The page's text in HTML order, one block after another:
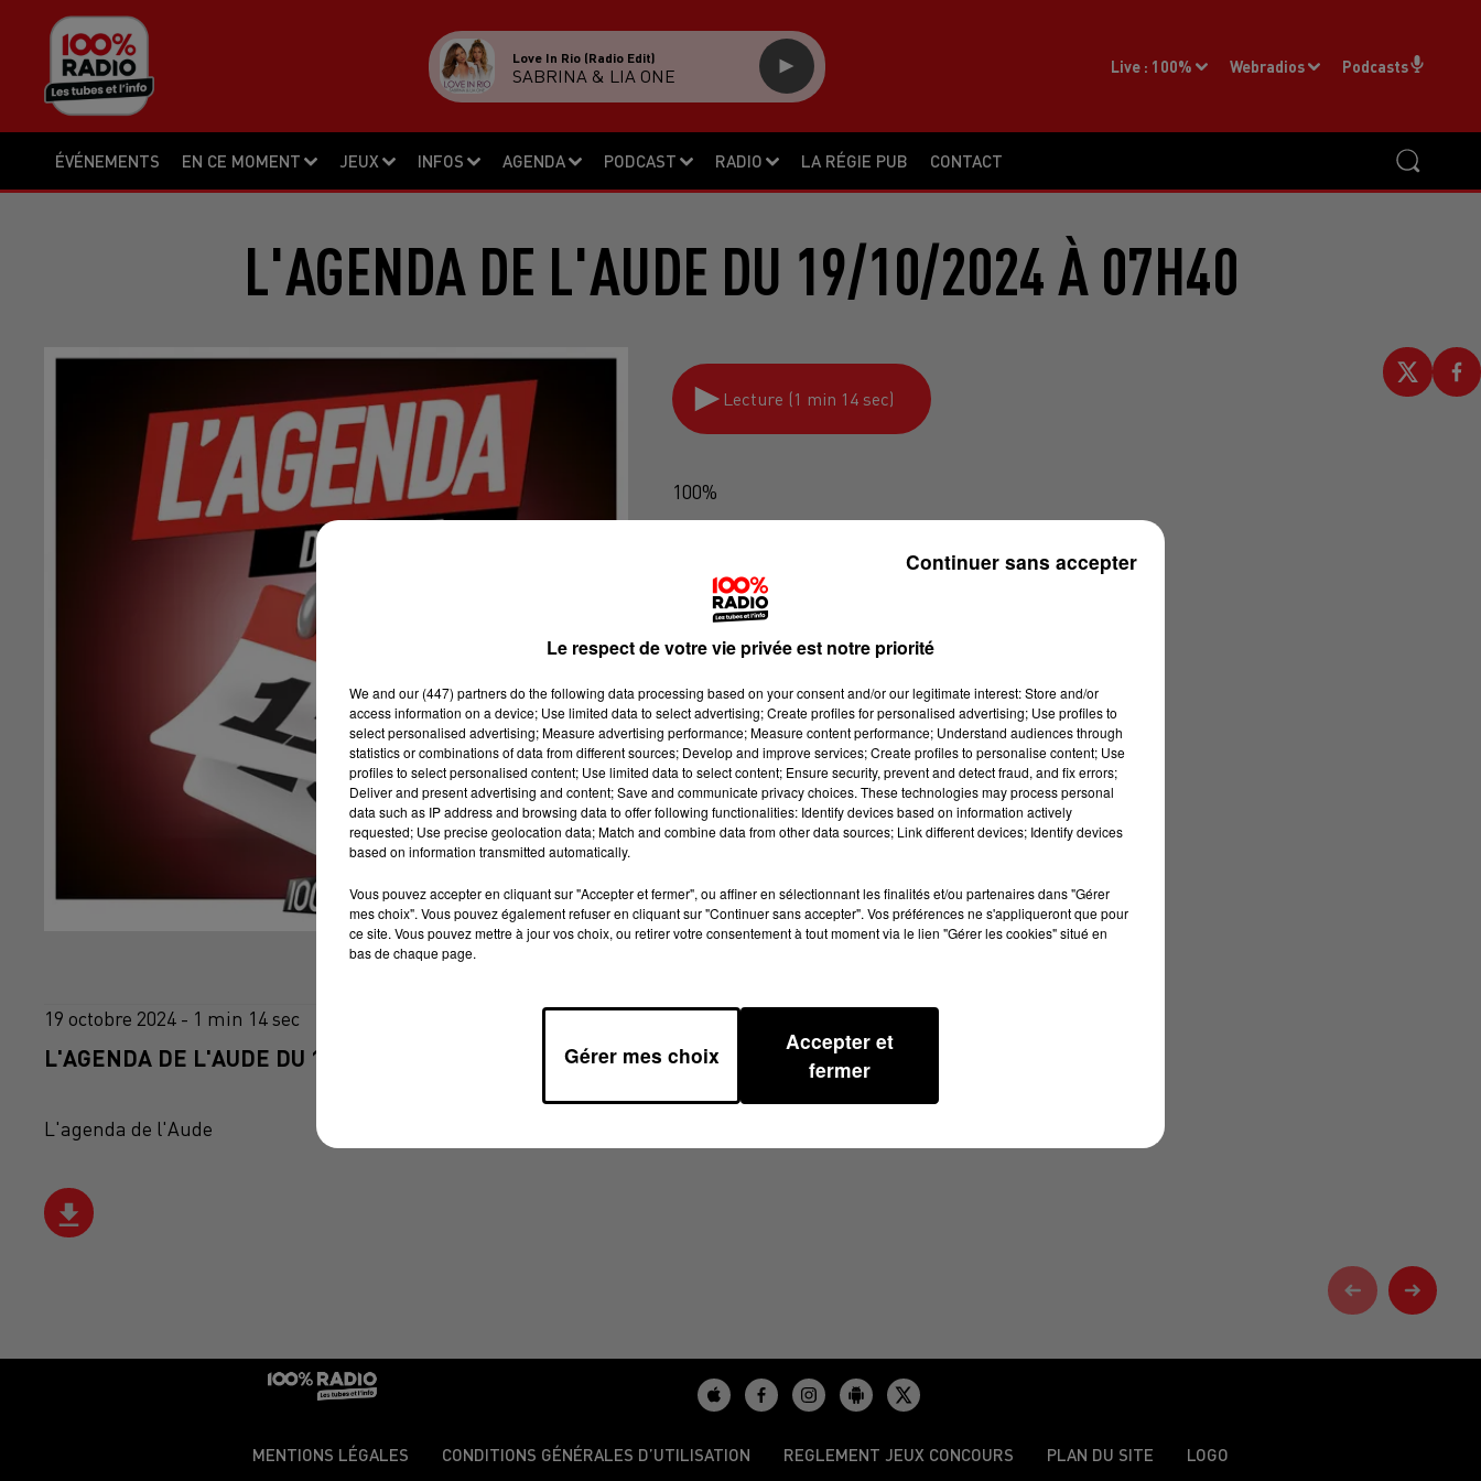
ÉVÉNEMENTS EN CE MOMENT JEUX INFOS AGENDA PODCAST RADIO LA RÉGIE PUB CONTACT
Live : 100% Webradios Podcasts
Love In Rio (radio Edit)
SABRINA & LIA ONE
L'AGENDA DE L'AUDE DU 19/10/2024 À 07H40
Lecture (1 min 14 sec)
100%
19 octobre 2024 - 1 min 14 sec
L'AGENDA DE L'AUDE DU 19/10/2024 À 07H40
L'agenda de l'Aude
MENTIONS LÉGALES CONDITIONS GÉNÉRALES D’UTILISATION REGLEMENT JEUX CONCOURS PLAN DU SITE LOGO
Le respect de votre vie privée est notre priorité
We and our (447) partnersdo the following data processing based on your consent and/or our legitimate interest: Store and/or
access information on a device; Use limited data to select advertising; Create profiles for personalised advertising; Use profiles to
select personalised advertising; Measure advertising performance; Measure content performance; Understand audiences through
statistics or combinations of data from different sources; Develop and improve services; Create profiles to personalise content; Use
profiles to select personalised content; Use limited data to select content; Ensure security, prevent and detect fraud, and fix errors;
Deliver and present advertising and content; Save and communicate privacy choices. These technologies may process personal
data such as IP address and browsing data to offer following functionalities: Identify devices based on information actively
requested; Use precise geolocation data; Match and combine data from other data sources; Link different devices; Identify devices
based on information transmitted automatically.
Vous pouvez accepter en cliquant sur "Accepter et fermer", ou affiner en sélectionnant les finalités et/ou partenaires dans "Gérer
mes choix". Vous pouvez également refuser en cliquant sur "Continuer sans accepter". Vos préférences ne s'appliqueront que pour
ce site. Vous pouvez mettre à jour vos choix, ou retirer votre consentement à tout moment via le lien "Gérer les cookies" situé en
bas de chaque page.
Gérer mes choix
Accepter et
fermer
Continuer sans accepter